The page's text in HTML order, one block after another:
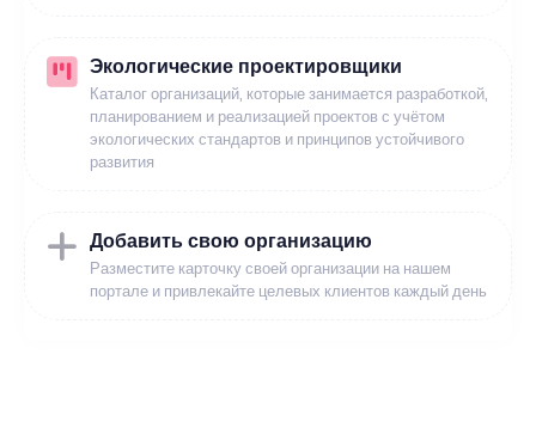
Экологические проектировщики
Каталог организаций, которые занимается разработкой,
планированием и реализацией проектов с учётом
экологических стандартов и принципов устойчивого
развития
Добавить свою организацию
Разместите карточку своей организации на нашем
портале и привлекайте целевых клиентов каждый день